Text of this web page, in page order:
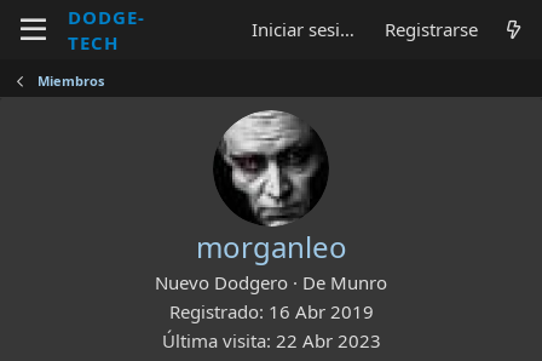
DODGE-
TECH
Iniciar sesión Registrarse
Miembros
morganleo
Nuevo Dodgero · De Munro
Registrado 16 Abr 2019
Última visita 22 Abr 2023